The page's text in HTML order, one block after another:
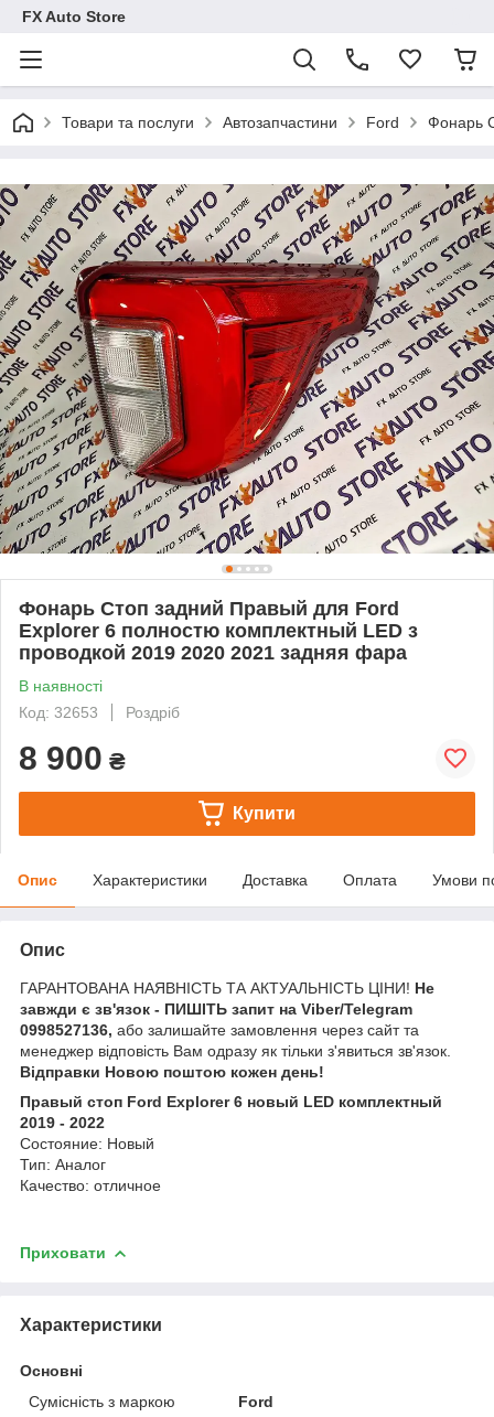
FX Auto Store
Товари та послуги Автозапчастини Ford Фонарь
Фонарь Стоп задний Правый для Ford
Explorer 6 полностю комплектный LED з
проводкой 2019 2020 2021 задняя фара
В наявності
Код: 32653
Роздріб
8 900 ₴
Купити
Опис Характеристики Доставка Оплата Умови
Опис
ГАРАНТОВАНА НАЯВНІСТЬ ТА АКТУАЛЬНІСТЬ ЦІНИ! Не
завжди є зв'язок - ПИШІТЬ запит на Viber/Telegram
0998527136, або залишайте замовлення через сайт та
менеджер відповість Вам одразу як тільки з'явиться зв'язок.
Відправки Новою поштою кожен день!
Правый стоп Ford Explorer 6 новый LED комплектный
2019 - 2022
Состояние: Новый
Тип: Аналог
Качество: отличное
Приховати
Характеристики
Основні
Сумісність з маркою
Ford